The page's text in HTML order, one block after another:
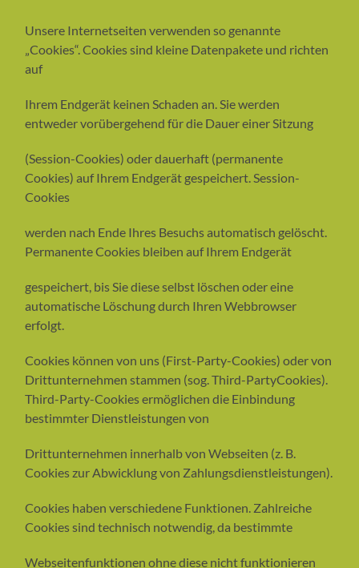
Unsere Internetseiten verwenden so genannte
„Cookies“. Cookies sind kleine Datenpakete und richten
auf
Ihrem Endgerät keinen Schaden an. Sie werden
entweder vorübergehend für die Dauer einer Sitzung
(Session-Cookies) oder dauerhaft (permanente
Cookies) auf Ihrem Endgerät gespeichert. Session-
Cookies
werden nach Ende Ihres Besuchs automatisch gelöscht.
Permanente Cookies bleiben auf Ihrem Endgerät
gespeichert, bis Sie diese selbst löschen oder eine
automatische Löschung durch Ihren Webbrowser
erfolgt.
Cookies können von uns (First-Party-Cookies) oder von
Drittunternehmen stammen (sog. Third-PartyCookies).
Third-Party-Cookies ermöglichen die Einbindung
bestimmter Dienstleistungen von
Drittunternehmen innerhalb von Webseiten (z. B.
Cookies zur Abwicklung von Zahlungsdienstleistungen).
Cookies haben verschiedene Funktionen. Zahlreiche
Cookies sind technisch notwendig, da bestimmte
Webseitenfunktionen ohne diese nicht funktionieren